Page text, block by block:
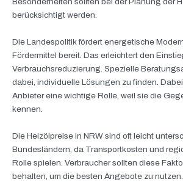
berücksichtigt werden.
Die Landespolitik fördert energetische
Fördermittel bereit. Das erleichtert den
Verbrauchsreduzierung. Spezielle
dabei, individuelle Lösungen zu finden.
Anbieter eine wichtige Rolle, weil sie die
kennen.
Die Heizölpreise in NRW sind oft leicht
Bundesländern, da Transportkosten und
Rolle spielen. Verbraucher sollten diese
behalten, um die besten Angebote zu